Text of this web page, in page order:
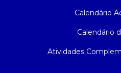
Calendário
Calendário
Atividades